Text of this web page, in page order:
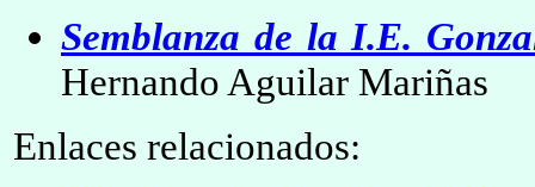
Semblanza de la I.E.
Hernando Aguilar Mariñas
Enlaces relacionados: